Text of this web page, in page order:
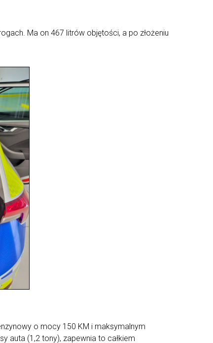
Ma on 467 litrów objętości, a po złożeniu
o mocy 150 KM i maksymalnym
auta (1,2 tony), zapewnia to całkiem